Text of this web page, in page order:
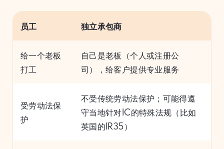
员工 独立承包商
给一个老板
打工
自己是老板（个人或注册公
司），给客户提供专业服务
受劳动法保
护
不受传统劳动法保护；可能得遵
守当地针对IC的特殊法规（比如
英国的IR35）